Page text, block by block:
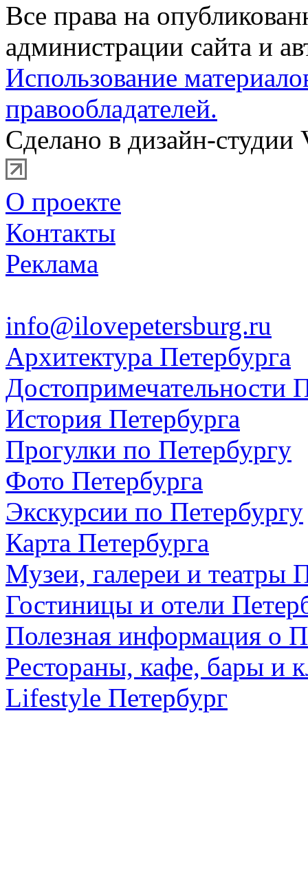
Все права на
администрации сайта и
Использование
правообладателей.
Сделано в дизайн-студии
О проекте
Контакты
Реклама
info@ilovepetersburg.ru
Архитектура Петербурга
Достопримечательности
История Петербурга
Прогулки по Петербургу
Фото Петербурга
Экскурсии по Петербургу
Карта Петербурга
Музеи, галереи и театры
Гостиницы и отели
Полезная информация о
Рестораны, кафе, бары и
Lifestyle Петербург